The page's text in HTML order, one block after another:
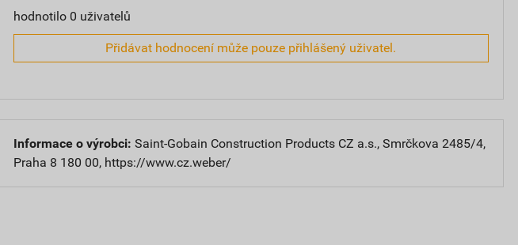
hodnotilo 0 uživatelů
Přidávat hodnocení může pouze přihlášený uživatel.
Informace o výrobci: Saint-Gobain Construction Products CZ a.s., Smrčkova 2485/4,
Praha 8 180 00, https://www.cz.weber/